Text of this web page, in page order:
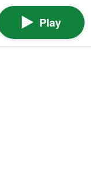
Play